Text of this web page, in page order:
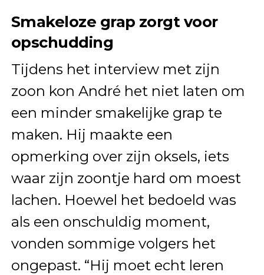
Smakeloze grap zorgt voor
opschudding
Tijdens het interview met zijn
zoon kon André het niet laten om
een minder smakelijke grap te
maken. Hij maakte een
opmerking over zijn oksels, iets
waar zijn zoontje hard om moest
lachen. Hoewel het bedoeld was
als een onschuldig moment,
vonden sommige volgers het
ongepast. “Hij moet echt leren